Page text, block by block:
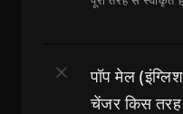
पॉप मेल
चेंजर किस